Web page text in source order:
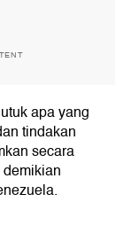
apa yang
tindakan
secara